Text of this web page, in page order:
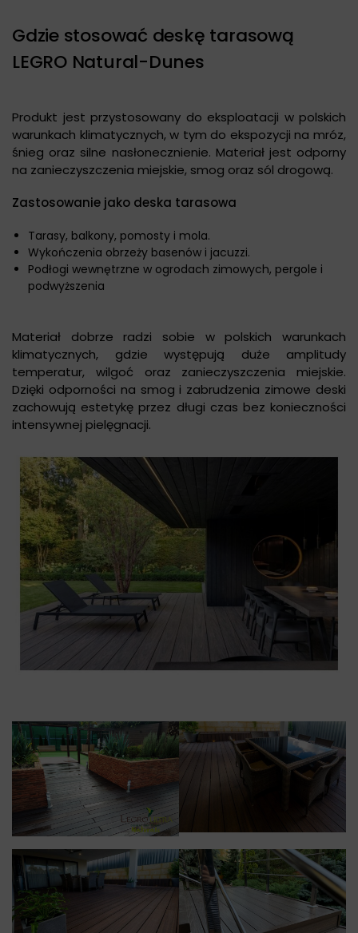
Gdzie stosować deskę tarasową
LEGRO Natural-Dunes
Produkt jest przystosowany do eksploatacji w polskich
warunkach klimatycznych, w tym do ekspozycji na mróz,
śnieg oraz silne nasłonecznienie. Materiał jest odporny
na zanieczyszczenia miejskie, smog oraz sól drogową.
Zastosowanie jako deska tarasowa
Tarasy, balkony, pomosty i mola.
Wykończenia obrzeży basenów i jacuzzi.
Podłogi wewnętrzne w ogrodach zimowych, pergole i
podwyższenia
Materiał dobrze radzi sobie w polskich warunkach
klimatycznych, gdzie występują duże amplitudy
temperatur, wilgoć oraz zanieczyszczenia miejskie.
Dzięki odporności na smog i zabrudzenia zimowe deski
zachowują estetykę przez długi czas bez konieczności
intensywnej pielęgnacji.